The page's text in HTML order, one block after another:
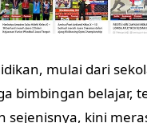
mulai dari
bimbingan belajar,
sejenisnya, kini